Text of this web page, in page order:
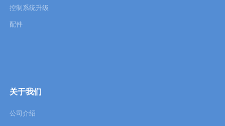
控制系统升级
配件
关于我们
公司介绍